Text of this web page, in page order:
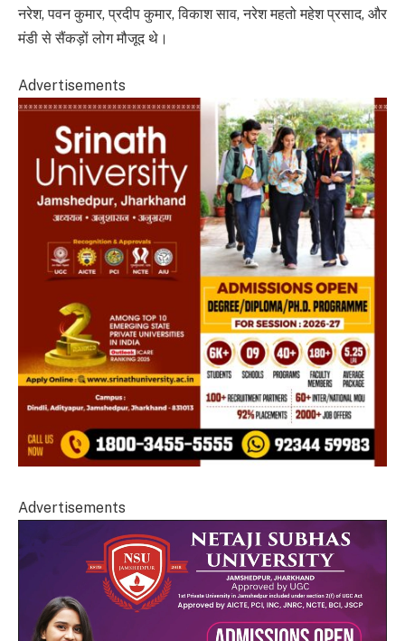
नरेश, पवन कुमार, प्रदीप कुमार, विकाश साव, नरेश महतो महेश प्रसाद, और
मंडी से सैंकड़ों लोग मौजूद थे।
Advertisements
Advertisements
Player